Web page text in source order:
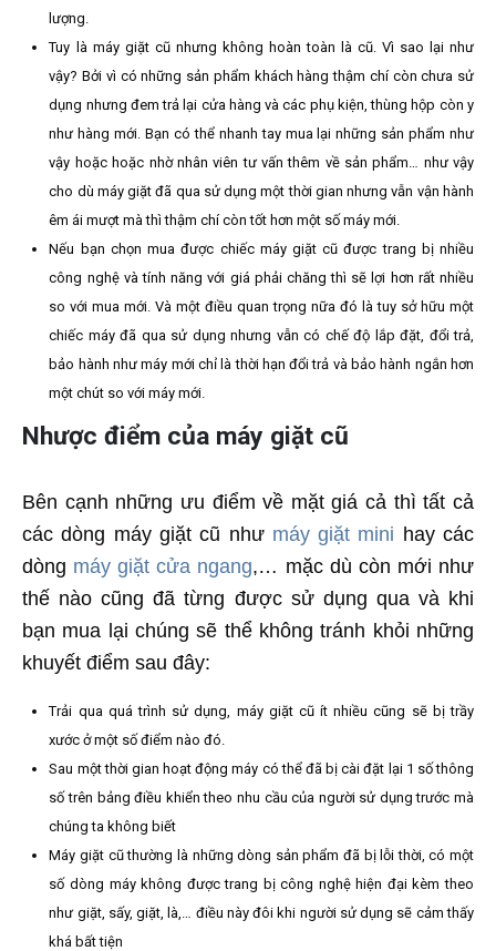
lượng.
Tuy là máy giặt cũ nhưng không hoàn toàn là cũ. Vì sao lại như
vậy? Bởi vì có những sản phẩm khách hàng thậm chí còn chưa sử
dụng nhưng đem trả lại cửa hàng và các phụ kiện, thùng hộp còn y
như hàng mới. Bạn có thể nhanh tay mua lại những sản phẩm như
vậy hoặc hoặc nhờ nhân viên tư vấn thêm về sản phẩm… như vậy
cho dù máy giặt đã qua sử dụng một thời gian nhưng vẫn vận hành
êm ái mượt mà thì thậm chí còn tốt hơn một số máy mới.
Nếu bạn chọn mua được chiếc máy giặt cũ được trang bị nhiều
công nghệ và tính năng với giá phải chăng thì sẽ lợi hơn rất nhiều
so với mua mới. Và một điều quan trọng nữa đó là tuy sở hữu một
chiếc máy đã qua sử dụng nhưng vẫn có chế độ lắp đặt, đổi trả,
bảo hành như máy mới chỉ là thời hạn đổi trả và bảo hành ngắn hơn
một chút so với máy mới.
Nhược điểm của máy giặt cũ
Bên cạnh những ưu điểm về mặt giá cả thì tất cả
các dòng máy giặt cũ như máy giặt mini hay các
dòng máy giặt cửa ngang,… mặc dù còn mới như
thế nào cũng đã từng được sử dụng qua và khi
bạn mua lại chúng sẽ thể không tránh khỏi những
khuyết điểm sau đây:
Trải qua quá trình sử dụng, máy giặt cũ ít nhiều cũng sẽ bị trầy
xước ở một số điểm nào đó.
Sau một thời gian hoạt động máy có thể đã bị cài đặt lại 1 số thông
số trên bảng điều khiển theo nhu cầu của người sử dụng trước mà
chúng ta không biết
Máy giặt cũ thường là những dòng sản phẩm đã bị lỗi thời, có một
số dòng máy không được trang bị công nghệ hiện đại kèm theo
như giặt, sấy, giặt, là,… điều này đôi khi người sử dụng sẽ cảm thấy
khá bất tiện